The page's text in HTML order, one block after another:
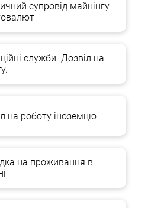
супровід майнінгу
служби. Дозвіл на
на роботу іноземцю
на проживання в